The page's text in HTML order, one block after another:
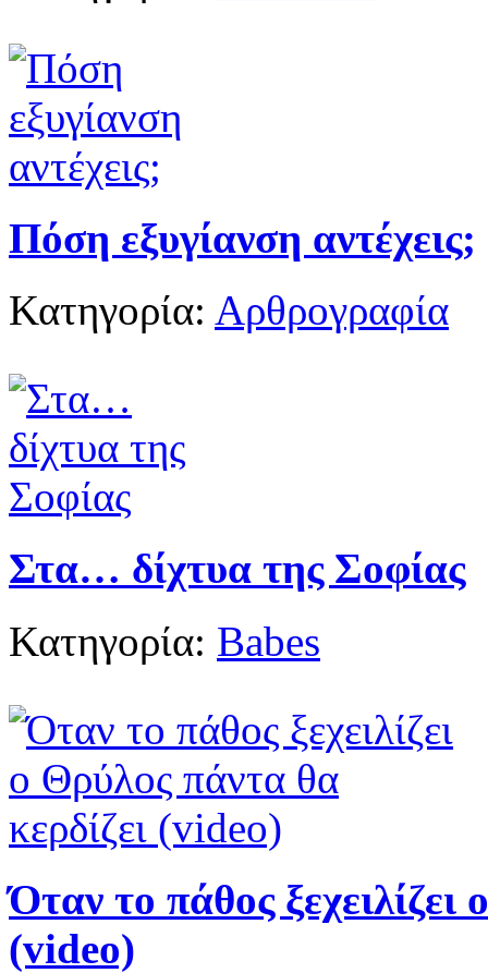
Πόση εξυγίανση αντέχεις;
Κατηγορία: Αρθρογραφία
Στα… δίχτυα της Σοφίας
Κατηγορία: Babes
Όταν το πάθος
(video)